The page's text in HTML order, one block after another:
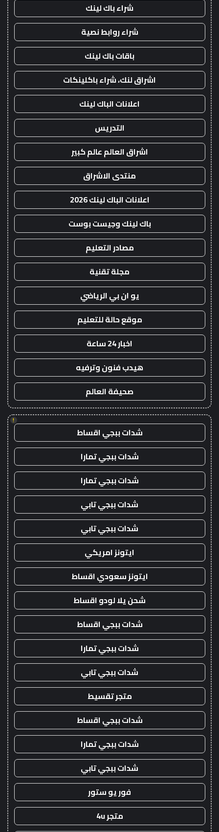
شراء باك لينك
شراء روابط نصية
باقات باك لينك
اشراق لنك، شراء باكلينكات
اعلانات الباك لينك
التدريس
اشراق العالم عالم كبير
منتدى الاشراق
اعلانات الباك لينك 2026
باك لينك وجيست بوست
مصادر التعليم
مجلة تقنية
يو ان بي الرياضي
موقع حالة للتعليم
اخبار 24 ساعة
هيدب فنون وترفيه
صحيفة العالم
!
شدات ببجي اقساط
شدات ببجي تمارا
شدات ببجي تمارا
شدات ببجي تابي
شدات ببجي تابي
ايتونز امريكي
ايتونز سعودي اقساط
شحن يلا لودو اقساط
شدات ببجي اقساط
شدات ببجي تمارا
شدات ببجي تابي
متجر تقسيط
شدات ببجي اقساط
شدات ببجي تمارا
شدات ببجي تابي
فور يو ستور
متجر 4u